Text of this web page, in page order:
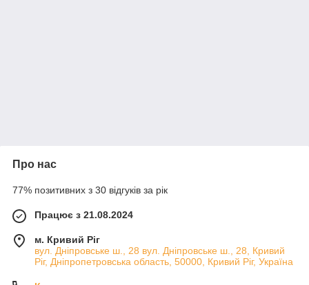
Про нас
77% позитивних з 30 відгуків за рік
Працює з 21.08.2024
м. Кривий Ріг
вул. Дніпровське ш., 28 вул. Дніпровське ш., 28, Кривий
Ріг, Дніпропетровська область, 50000, Кривий Ріг, Україна